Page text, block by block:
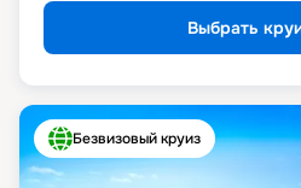
Выбрать
Безвизовый круиз